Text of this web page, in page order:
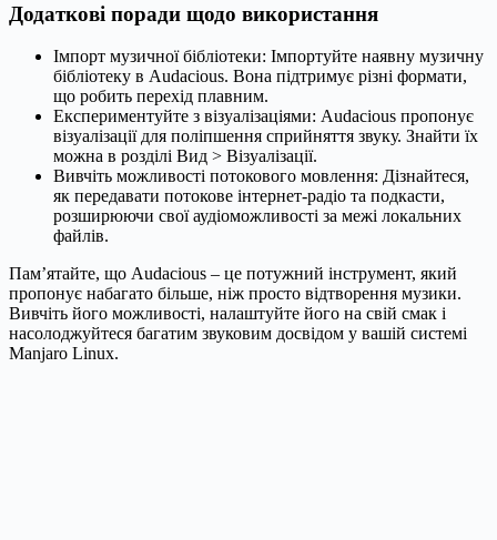
Додаткові поради щодо використання
Імпорт музичної бібліотеки: Імпортуйте наявну музичну
бібліотеку в Audacious. Вона підтримує різні формати,
що робить перехід плавним.
Експериментуйте з візуалізаціями: Audacious пропонує
візуалізації для поліпшення сприйняття звуку. Знайти їх
можна в розділі Вид > Візуалізації.
Вивчіть можливості потокового мовлення: Дізнайтеся,
як передавати потокове інтернет-радіо та подкасти,
розширюючи свої аудіоможливості за межі локальних
файлів.
Пам’ятайте, що Audacious – це потужний інструмент, який
пропонує набагато більше, ніж просто відтворення музики.
Вивчіть його можливості, налаштуйте його на свій смак і
насолоджуйтеся багатим звуковим досвідом у вашій системі
Manjaro Linux.